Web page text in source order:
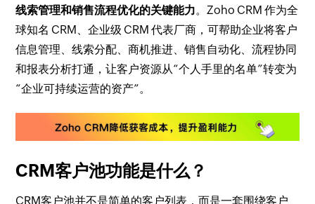
线索管理和销售流程优化的关键能力。Zoho CRM 作为全
球知名 CRM、企业级 CRM 代表厂商，可帮助企业将客户
信息管理、线索分配、商机推进、销售自动化、流程协同
和报表分析打通，让客户资源从“个人手里的名单”转变为
“企业可持续运营的资产”。
CRM客户池功能是什么？
CRM客户池并不是简单的客户列表，而是一套围绕客户